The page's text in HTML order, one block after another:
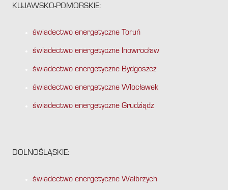
KUJAWSKO-POMORSKIE:
świadectwo energetyczne Toruń
świadectwo energetyczne Inowrocław
świadectwo energetyczne Bydgoszcz
świadectwo energetyczne Włocławek
świadectwo energetyczne Grudziądz
DOLNOŚLĄSKIE:
świadectwo energetyczne Wałbrzych